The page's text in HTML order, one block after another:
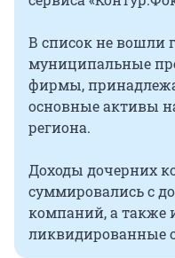
В список не вошли
муниципальные
фирмы,
основные активы
региона.
Доходы дочерних
суммировались с
компаний, а также
ликвидированные